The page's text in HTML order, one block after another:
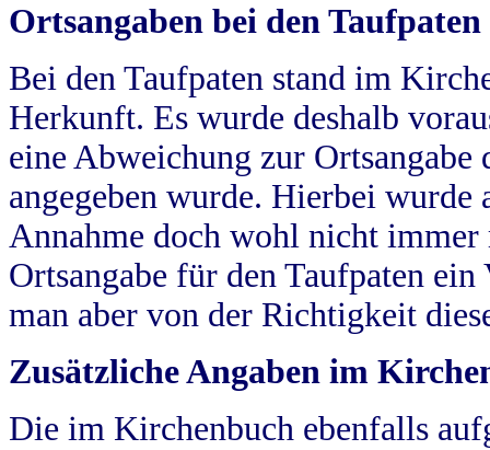
Ortsangaben bei den Taufpaten
Bei den Taufpaten stand im
Herkunft. Es wurde deshalb
eine Abweichung zur
angegeben wurde. Hierbei wurde
Annahme doch wohl nicht
Ortsangabe für den Taufpaten
man aber von der Richtigkeit
Zusätzliche Angaben im
Die im Kirchenbuch ebenfalls